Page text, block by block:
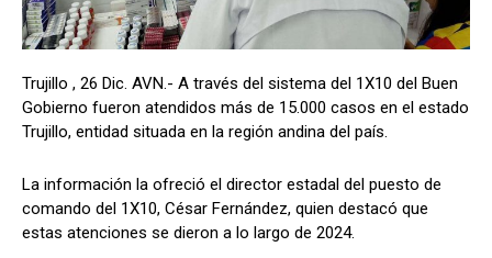
Trujillo , 26 Dic. AVN.- A través del sistema del 1X10 del Buen
Gobierno fueron atendidos más de 15.000 casos en el estado
Trujillo, entidad situada en la región andina del país.
La información la ofreció el director estadal del puesto de
comando del 1X10, César Fernández, quien destacó que
estas atenciones se dieron a lo largo de 2024.